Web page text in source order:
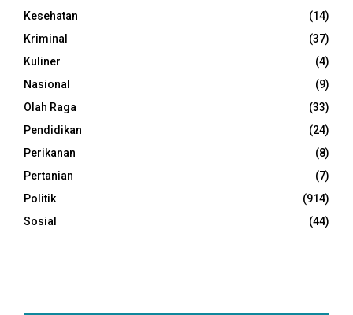
Kesehatan
(14)
Kriminal
(37)
Kuliner
(4)
Nasional
(9)
Olah Raga
(33)
Pendidikan
(24)
Perikanan
(8)
Pertanian
(7)
Politik
(914)
Sosial
(44)